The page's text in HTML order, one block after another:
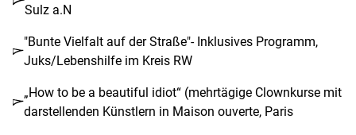
Sulz a.N
"Bunte Vielfalt auf der Straße"- Inklusives Programm,
Juks/Lebenshilfe im Kreis RW
„How to be a beautiful idiot“ (mehrtägige Clownkurse mit
darstellenden Künstlern in Maison ouverte, Paris